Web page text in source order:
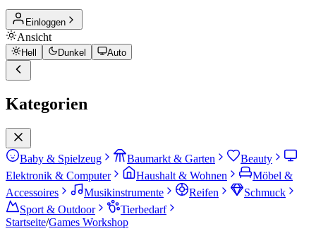
Einloggen
Ansicht
Hell Dunkel Auto
Kategorien
Baby & Spielzeug Baumarkt & Garten
Beauty
Elektronik & Computer
Haushalt & Wohnen
Möbel &
Accessoires
Musikinstrumente Reifen
Schmuck
Sport & Outdoor
Tierbedarf
Startseite/Games Workshop